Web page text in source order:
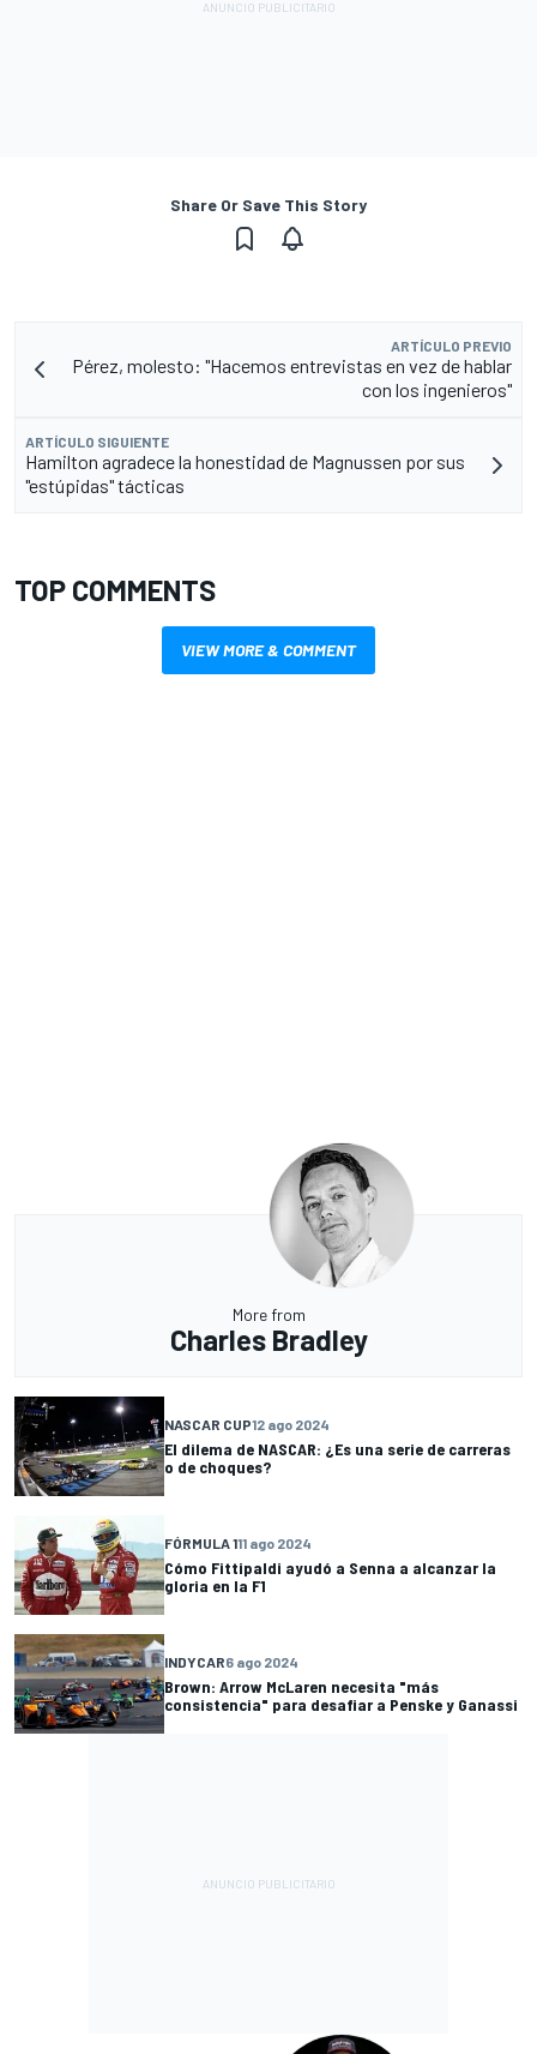
Share Or Save This Story
ARTÍCULO PREVIO
Pérez, molesto: "Hacemos entrevistas en vez de hablar
con los ingenieros"
ARTÍCULO SIGUIENTE
Hamilton agradece la honestidad de Magnussen por sus
"estúpidas" tácticas
TOP COMMENTS
VIEW MORE & COMMENT
More from
Charles Bradley
NASCAR CUP12 ago 2024
El dilema de NASCAR: ¿Es una serie de carreras
o de choques?
FÓRMULA 111 ago 2024
Cómo Fittipaldi ayudó a Senna a alcanzar la
gloria en la F1
INDYCAR6 ago 2024
Brown: Arrow McLaren necesita "más
consistencia" para desafiar a Penske y Ganassi